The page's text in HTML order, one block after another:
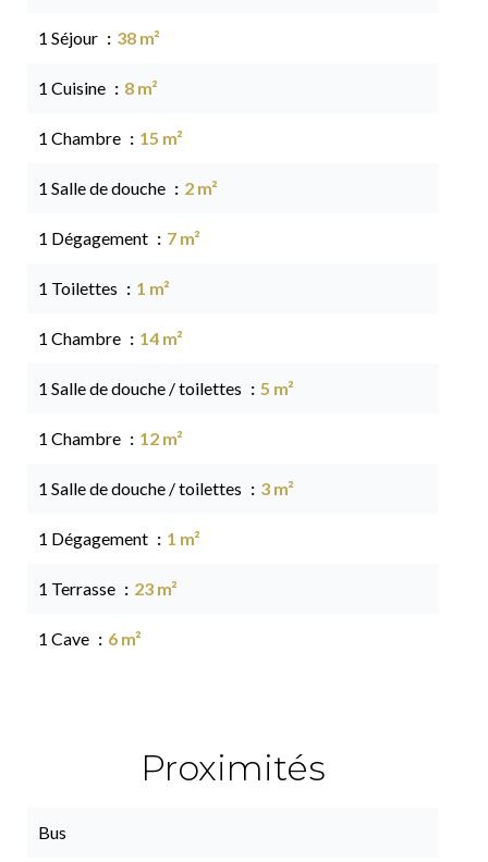
1 Séjour 38 m²
1 Cuisine 8 m²
1 Chambre 15 m²
1 Salle de douche 2 m²
1 Dégagement 7 m²
1 Toilettes 1 m²
1 Chambre 14 m²
1 Salle de douche / toilettes 5 m²
1 Chambre 12 m²
1 Salle de douche / toilettes 3 m²
1 Dégagement 1 m²
1 Terrasse 23 m²
1 Cave 6 m²
Proximités
Bus